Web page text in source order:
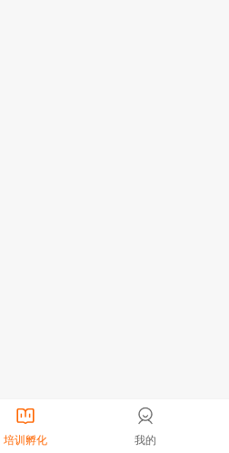
培训孵化 我的